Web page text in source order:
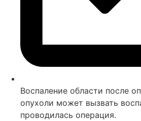
Воспаление области после
опухоли может вызвать
проводилась операция.